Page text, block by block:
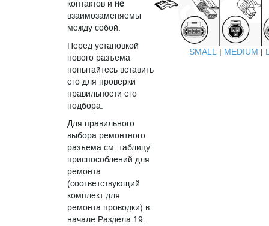
контактов и не
взаимозаменяемы
между собой.
Перед установкой
нового разъема
попытайтесь вставить
его для проверки
правильности его
подбора.
Для правильного
выбора ремонтного
разъема см. таблицу
приспособлений для
ремонта
(соответствующий
комплект для
ремонта проводки) в
начале Раздела 19.
SMALL | MEDIUM |